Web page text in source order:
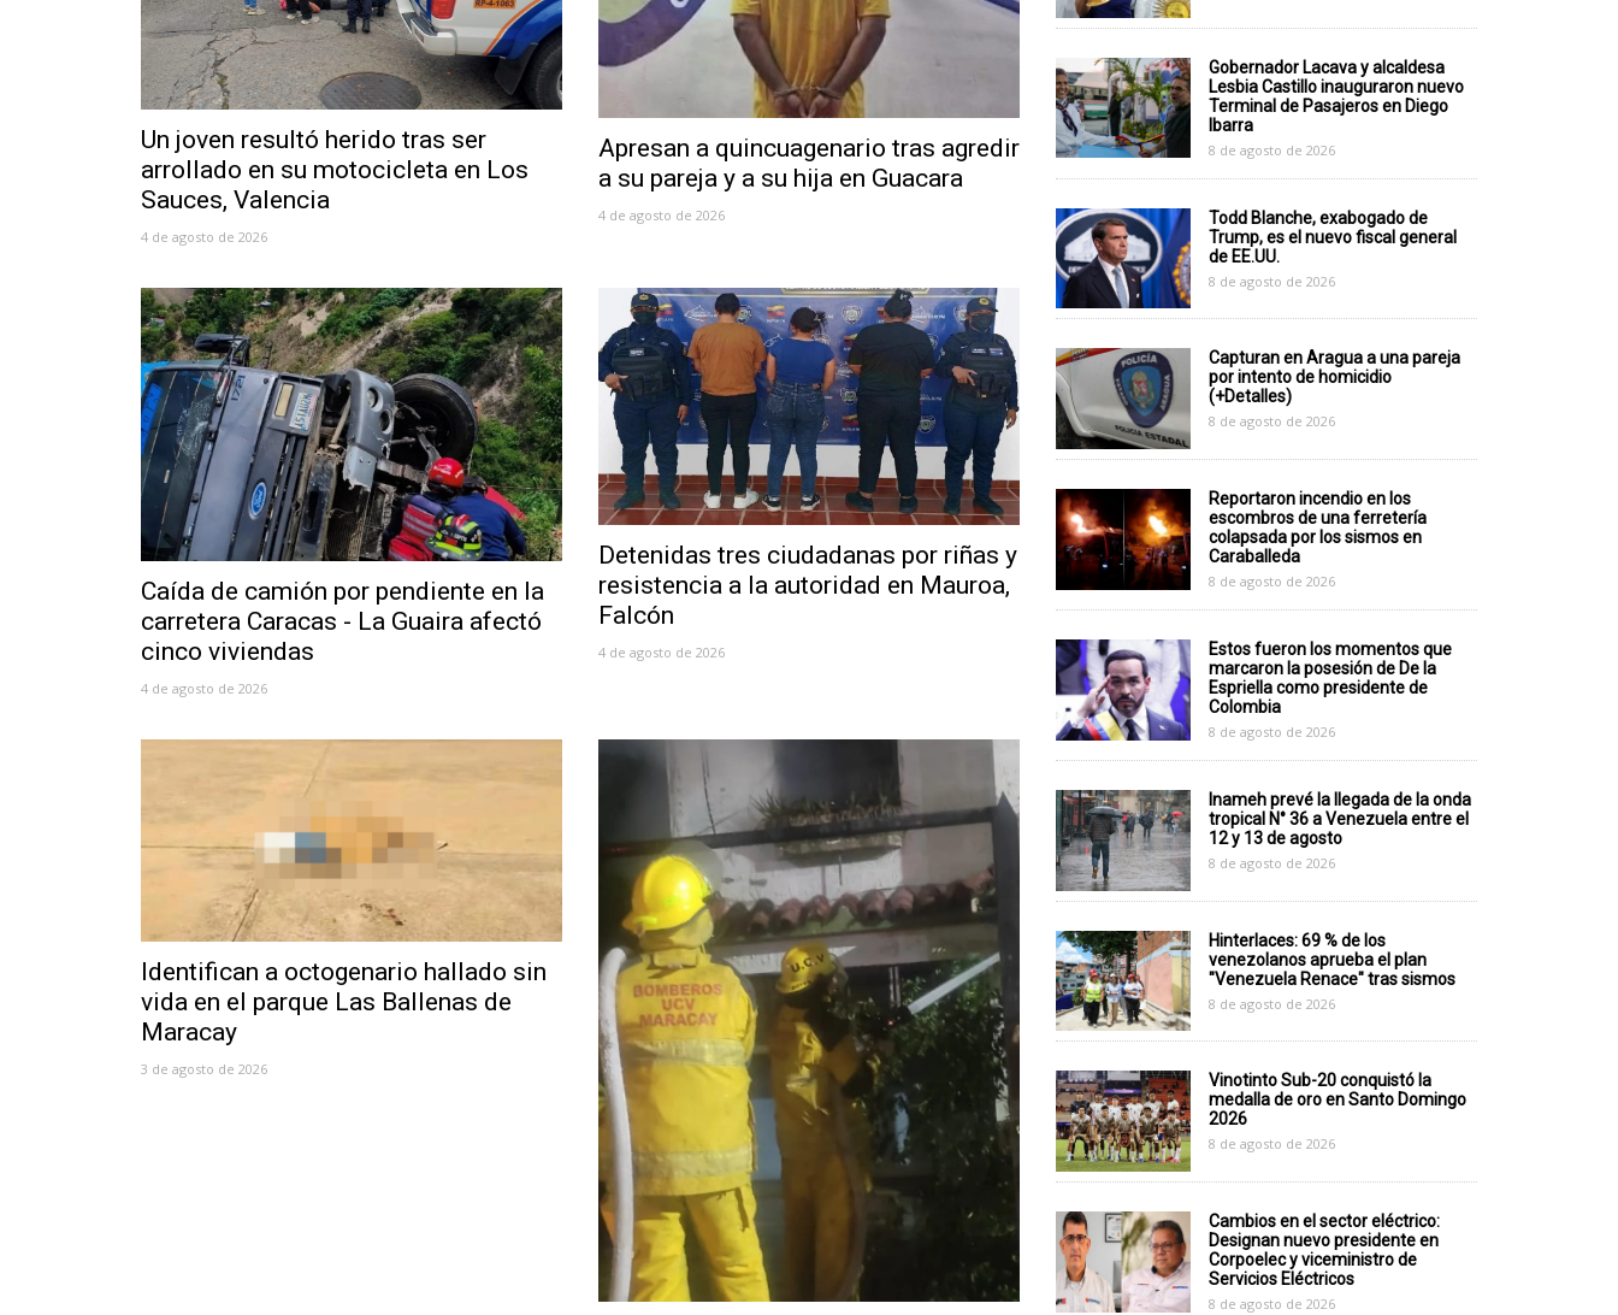
Un joven resultó herido tras ser
arrollado en su motocicleta en Los
Sauces, Valencia
4 de agosto de 2026
Apresan a quincuagenario tras agredir
a su pareja y a su hija en Guacara
4 de agosto de 2026
Caída de camión por pendiente en la
carretera Caracas - La Guaira afectó
cinco viviendas
4 de agosto de 2026
Detenidas tres ciudadanas por riñas y
resistencia a la autoridad en Mauroa,
Falcón
4 de agosto de 2026
Identifican a octogenario hallado sin
vida en el parque Las Ballenas de
Maracay
3 de agosto de 2026
Gobernador Lacava y alcaldesa
Lesbia Castillo inauguraron nuevo
Terminal de Pasajeros en Diego
Ibarra
8 de agosto de 2026
Todd Blanche, exabogado de
Trump, es el nuevo fiscal general
de EE.UU.
8 de agosto de 2026
Capturan en Aragua a una pareja
por intento de homicidio
(+Detalles)
8 de agosto de 2026
Reportaron incendio en los
escombros de una ferretería
colapsada por los sismos en
Caraballeda
8 de agosto de 2026
Estos fueron los momentos que
marcaron la posesión de De la
Espriella como presidente de
Colombia
8 de agosto de 2026
Inameh prevé la llegada de la onda
tropical N° 36 a Venezuela entre el
12 y 13 de agosto
8 de agosto de 2026
Hinterlaces: 69 % de los
venezolanos aprueba el plan
"Venezuela Renace" tras sismos
8 de agosto de 2026
Vinotinto Sub-20 conquistó la
medalla de oro en Santo Domingo
2026
8 de agosto de 2026
Cambios en el sector eléctrico:
Designan nuevo presidente en
Corpoelec y viceministro de
Servicios Eléctricos
8 de agosto de 2026